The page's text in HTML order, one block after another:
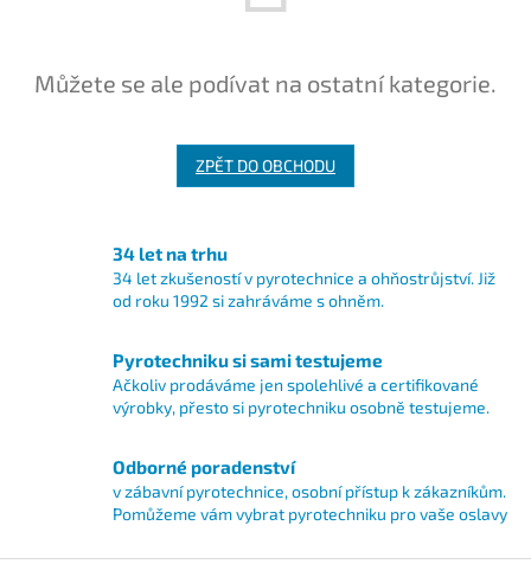
Můžete se ale podívat na ostatní kategorie.
ZPĚT DO OBCHODU
34 let na trhu
34 let zkušeností v pyrotechnice a ohňostrůjství. Již
od roku 1992 si zahráváme s ohněm.
Pyrotechniku si sami testujeme
Ačkoliv prodáváme jen spolehlivé a certifikované
výrobky, přesto si pyrotechniku osobně testujeme.
Odborné poradenství
v zábavní pyrotechnice, osobní přístup k zákazníkům.
Pomůžeme vám vybrat pyrotechniku pro vaše oslavy